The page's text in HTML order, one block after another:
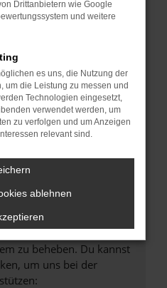
Browser und dein
dem neuesten Stand
nicht nur ein
Funktionen nicht mehr
Webseitenbetreiber.
Schritte versucht
Wir werden
zu beheben. Du kannst
um uns bei der
Drittanbietern wie Google
und weitere
es uns, die Nutzung der
um die Leistung zu messen und
Technologien eingesetzt,
verwendet werden, um
zu verfolgen und um Anzeigen
relevant sind.
ablehnen